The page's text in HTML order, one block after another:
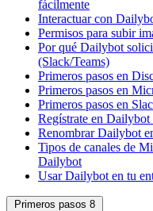
fácilmente
Interactuar con
Permisos para subir
Por qué Dailybot
(Slack/Teams)
Primeros pasos en
Primeros pasos en
Primeros pasos en
Regístrate en Dailybot
Renombrar Dailybot
Tipos de canales de
Dailybot
Usar Dailybot en tu
Primeros pasos 8